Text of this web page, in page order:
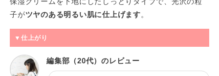
子がツヤのある明るい肌に仕上げます。
▼仕上がり
編集部（20代）のレビュー